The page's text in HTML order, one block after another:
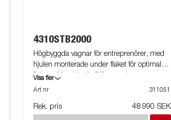
4310STB2000
Högbyggda vagnar för entreprenörer, med
hjulen monterade under flaket för optimal
flakyta. Alla sidor är fällbara och vagnarna
fungerar därför utmärkt som arbetsbord,
kraftig stålkantsprofil löper längs med
Visa fler
Art nr
311051
Rek. pris 48 990 SEK